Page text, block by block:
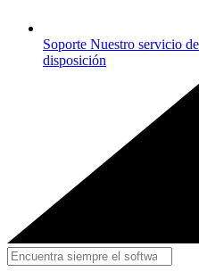
Soporte Nuestro servicio
disposición